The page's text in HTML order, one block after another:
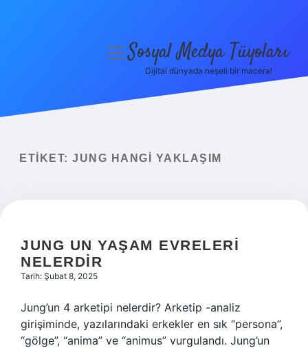
Yasal Uyarı
menüyüSosyal Medya Tüyoları
Dijital dünyada neşeli bir macera!
ETIKET: JUNG HANGI YAKLAŞIM
JUNG UN YAŞAM EVRELERI
NELERDIR
Tarih: Şubat 8, 2025
Jung’un 4 arketipi nelerdir? Arketip -analiz
girişiminde, yazılarındaki erkekler en sık “persona”,
“gölge”, “anima” ve “animus” vurgulandı. Jung’un